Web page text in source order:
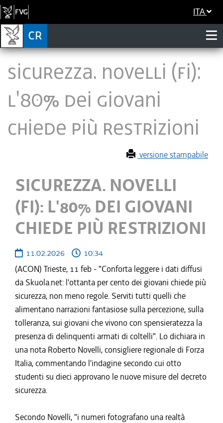
ITA
SICUREZZA. NOVELLI (FI):
L'80% DEI GIOVANI
CHIEDE PIÙ RESTRIZIONI
versione stampabile
SICUREZZA. NOVELLI
(FI): L'80% DEI GIOVANI
CHIEDE PIÙ RESTRIZIONI
11.02.2026
10:34
(ACON) Trieste, 11 feb - "Conforta leggere i dati diffusi
da Skuola.net: l'ottanta per cento dei giovani chiede più
sicurezza, non meno regole. Serviti tutti quelli che
alimentano narrazioni fantasiose sulla percezione, sulla
tolleranza, sui giovani che vivono con spensieratezza la
presenza di delinquenti armati di coltelli". Lo dichiara in
una nota Roberto Novelli, consigliere regionale di Forza
Italia, commentando l'indagine secondo cui otto
studenti su dieci approvano le nuove misure del decreto
sicurezza.
Secondo Novelli, "i numeri fotografano una realtà